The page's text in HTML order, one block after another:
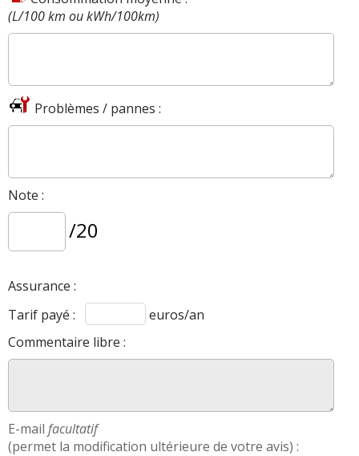
(L/100 km ou kWh/100km)
Problèmes / pannes :
Note :
/20
Assurance :
Tarif payé :
euros/an
Commentaire libre :
E-mail facultatif
(permet la modification ultérieure de votre avis) :